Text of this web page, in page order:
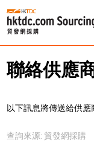
聯絡供應
以下訊息將傳送給供應
查詢來源: 貿發網採購